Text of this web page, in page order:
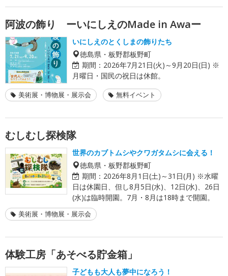
阿波の飾り ーいにしえのMade in Awaー
いにしえのとくしまの飾りたち
徳島県・板野郡板野町
期間： 2026年7月21日(火)～9月20日(日) ※
月曜日・国民の祝日は休館。
美術展・博物展・展示会 無料イベント
むしむし探検隊
世界のカブトムシやクワガタムシに会える！
徳島県・板野郡板野町
期間： 2026年8月1日(土)～31日(月) ※水曜
日は休園日、但し8月5日(水)、12日(水)、26日
(水)は臨時開園。7月・8月は18時まで開園。
美術展・博物展・展示会
体験工房「あそべる貯金箱」
子どもも大人も夢中になろう！